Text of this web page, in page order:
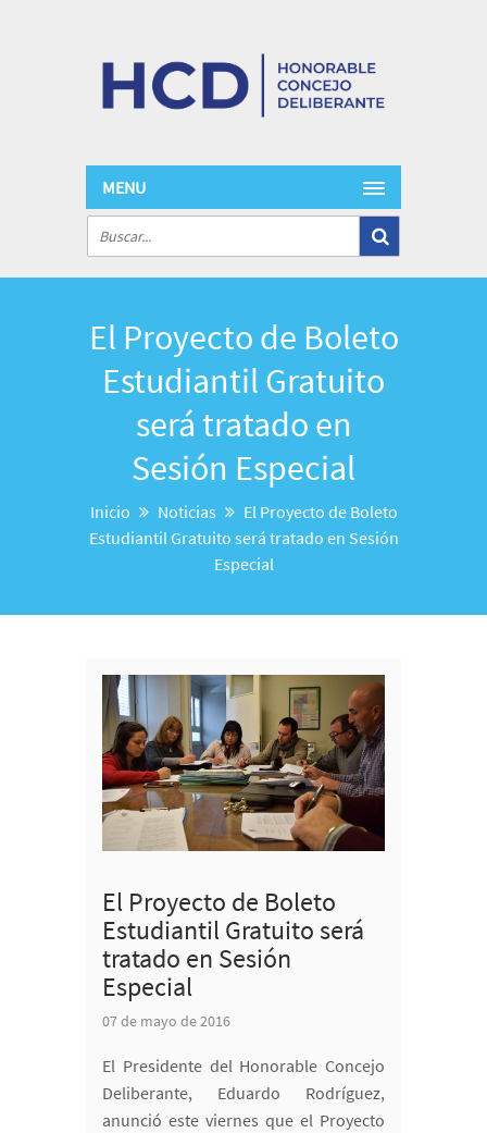
MENU
El Proyecto de Boleto
Estudiantil Gratuito
será tratado en
Sesión Especial
Inicio Noticias
El Proyecto de Boleto
Estudiantil Gratuito será tratado en Sesión
Especial
El Proyecto de Boleto
Estudiantil Gratuito será
tratado en Sesión
Especial
07 de mayo de 2016
El Presidente del Honorable Concejo
Deliberante, Eduardo Rodríguez,
anunció este viernes que el Proyecto